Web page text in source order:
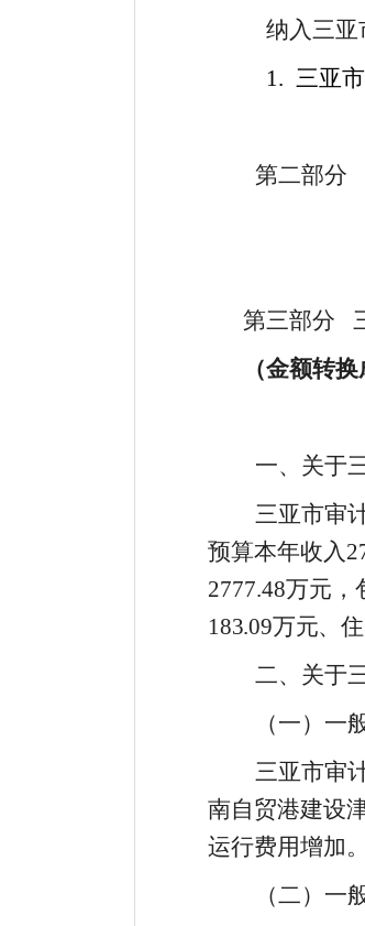
纳入三亚
1. 三亚
第二部分
第三部分
（金额转
一、关于
三亚市审
预算本年收入
2777.48万元，
183.09万元、
二、关于
（一）一
三亚市审
南自贸港建设
运行费用增加。
（二）一